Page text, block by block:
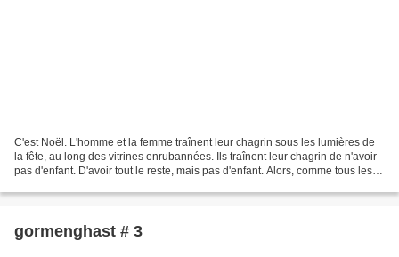
C'est Noël. L'homme et la femme traînent leur chagrin sous les lumières de
la fête, au long des vitrines enrubannées. Ils traînent leur chagrin de n'avoir
pas d'enfant. D'avoir tout le reste, mais pas d'enfant. Alors, comme tous les
gormenghast # 3